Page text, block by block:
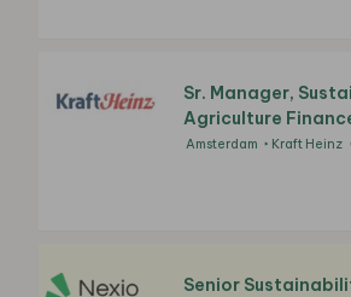
Sr. Manager,
Agriculture
Amsterdam Kraft Heinz
Senior